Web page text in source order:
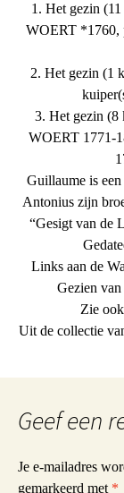
1. Het gezin
WOERT *1760,
2. Het gezin (1
3. Het gezin (8
WOERT 1771-
Guillaume is
Antonius zijn
“Gesigt van de
Links aan de
Gezien
Zie
Uit de collectie
Geef een
Je e-mailadres
gemarkeerd met *